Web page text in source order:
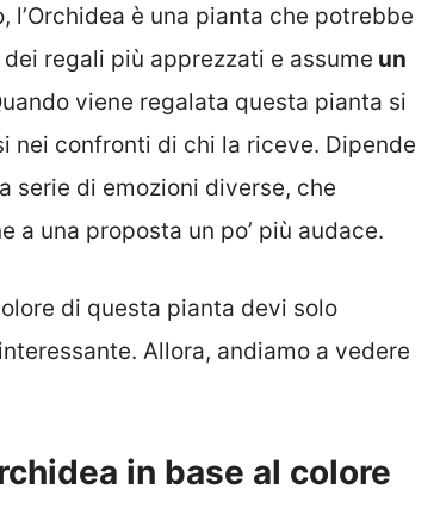
è una pianta che potrebbe
regali più apprezzati e assume un
viene regalata questa pianta si
nei confronti di chi la riceve. Dipende
serie di emozioni diverse, che
a una proposta un po’ più audace.
di questa pianta devi solo
Allora, andiamo a vedere
in base al colore